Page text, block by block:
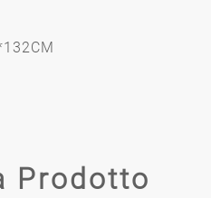
Prodotto